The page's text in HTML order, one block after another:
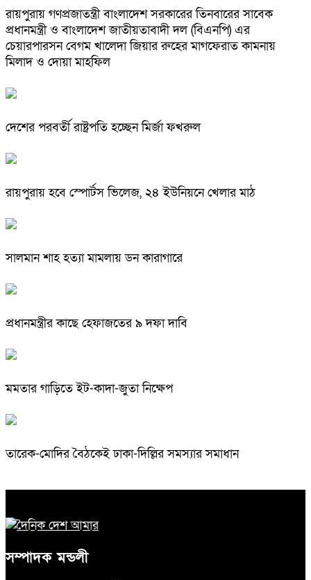
রায়পুরায় গণপ্রজাতন্ত্রী বাংলাদেশ সরকারের তিনবারের সাবেক
প্রধানমন্ত্রী ও বাংলাদেশ জাতীয়তাবাদী দল (বিএনপি) এর
চেয়ারপারসন বেগম খালেদা জিয়ার রুহের মাগফেরাত কামনায়
মিলাদ ও দোয়া মাহফিল
দেশের পরবর্তী রাষ্ট্রপতি হচ্ছেন মির্জা ফখরুল
রায়পুরায় হবে স্পোর্টস ভিলেজ, ২৪ ইউনিয়নে খেলার মাঠ
সালমান শাহ হত্যা মামলায় ডন কারাগারে
প্রধানমন্ত্রীর কাছে হেফাজতের ৯ দফা দাবি
মমতার গাড়িতে ইট-কাদা-জুতা নিক্ষেপ
তারেক-মোদির বৈঠকেই ঢাকা-দিল্লির সমস্যার সমাধান
সম্পাদক মন্ডলী